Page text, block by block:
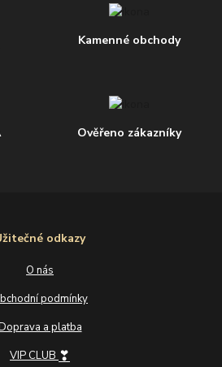
Kamenné obchody
Ověřeno zákazníky
odkazy
O nás
podmínky
a platba
VIP CLUB ❣